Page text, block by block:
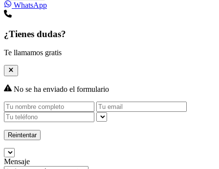
WhatsApp
¿Tienes dudas?
Te llamamos gratis
No se ha enviado el formulario
Reintentar
Mensaje